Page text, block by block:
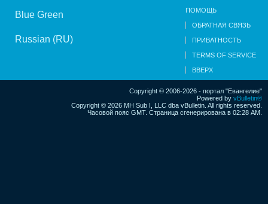
Blue Green
Russian (RU)
ПОМОЩЬ
ОБРАТНАЯ СВЯЗЬ
ПРИВАТНОСТЬ
TERMS OF SERVICE
ВВЕРХ
Copyright © 2006-2026 - портал "Евангелие"
Powered by vBulletin®
Copyright © 2026 MH Sub I, LLC dba vBulletin. All rights reserved.
Часовой пояс GMT. Страница сгенерирована в 02:28 AM.